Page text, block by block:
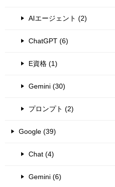
AIエージェント (2)
ChatGPT (6)
E資格 (1)
Gemini (30)
プロンプト (2)
Google (39)
Chat (4)
Gemini (6)